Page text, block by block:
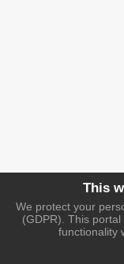
This
We protect your
(GDPR). This
functionality